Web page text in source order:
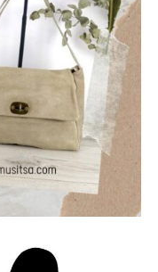
Αντώνης –
– Κιθάρα, Νικολάου
– Τύμπανα.